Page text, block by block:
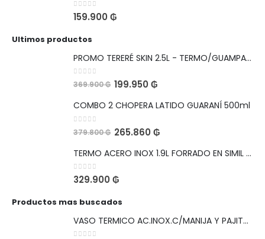
0out of 5
159.900 ₲
Ultimos productos
PROMO TERERÉ SKIN 2.5L - TERMO/GUAMPA/BOMBILLA
0out of 5
369.900₲ 199.950 ₲
COMBO 2 CHOPERA LATIDO GUARANÍ 500ml
0 out of 5
379.800₲ 265.860 ₲
TERMO ACERO INOX 1.9L FORRADO EN SIMIL CUERO BOCA ANCHA PARA HIELO
0out of 5
329.900 ₲
Productos mas buscados
VASO TERMICO AC.INOX.C/MANIJA Y PAJITA 1,1L LEOPARDO NEGRO VIAJERO CON SKIN DE REGALO